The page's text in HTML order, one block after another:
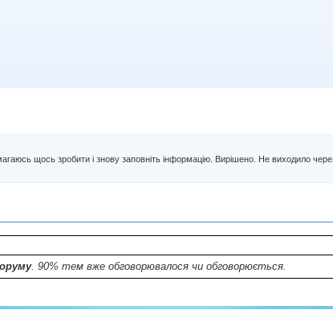
щось зробити і знову заповніть інформацію. Вирішено. Не виходило
. 90% тем вже обговорювалося чи обговорюється.